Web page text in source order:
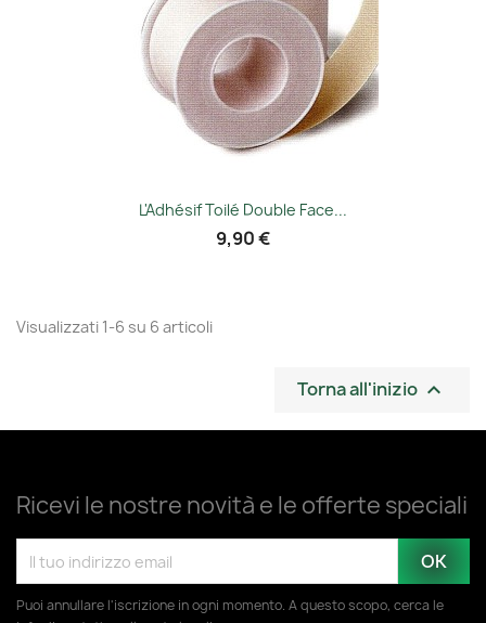
L'Adhésif Toilé Double Face...
9,90 €
Visualizzati 1-6 su 6 articoli
Torna all'inizio 
Ricevi le nostre novità e le offerte speciali
Puoi annullare l'iscrizione in ogni momento. A questo scopo, cerca le